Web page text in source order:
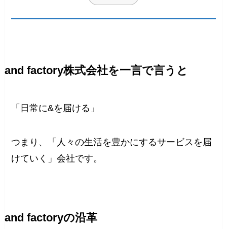
and factory株式会社を一言で言うと
「日常に&を届ける」
つまり、「人々の生活を豊かにするサービスを届
けていく」会社です。
and factoryの沿革